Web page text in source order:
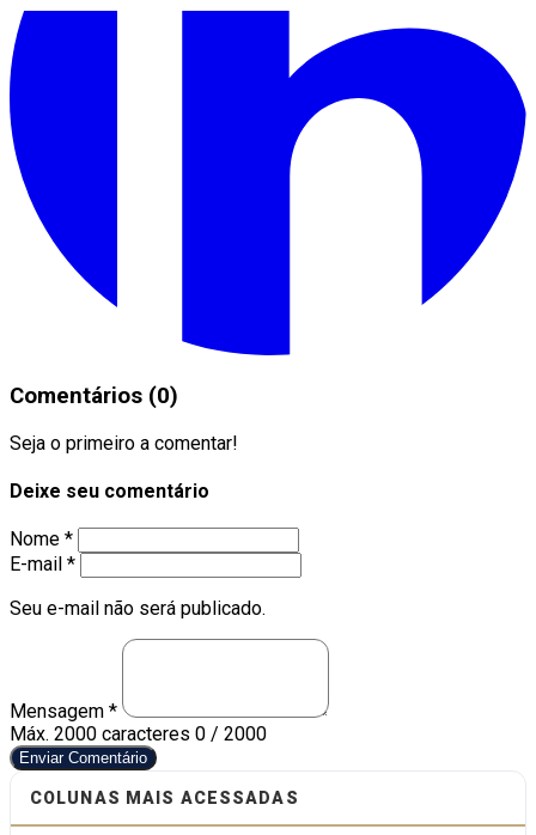
Comentários (0)
Seja o primeiro a comentar!
Deixe seu comentário
Nome *
E-mail *
Seu e-mail não será publicado.
Mensagem *
Máx. 2000 caracteres 0 / 2000
Enviar Comentário
COLUNAS MAIS ACESSADAS